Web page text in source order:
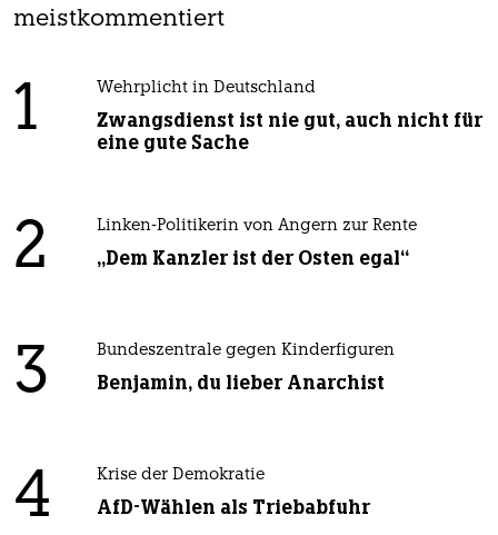
meistkommentiert
1 Wehrplicht in Deutschland
Zwangsdienst ist nie gut, auch nicht für
eine gute Sache
2 Linken-Politikerin von Angern zur Rente
„Dem Kanzler ist der Osten egal“
3 Bundeszentrale gegen Kinderfiguren
Benjamin, du lieber Anarchist
4 Krise der Demokratie
AfD-Wählen als Triebabfuhr